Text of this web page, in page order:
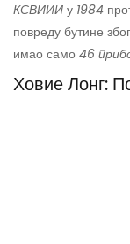
КСВИИИ у 1984
повреду бутине
имао само 46
Ховие Лонг: